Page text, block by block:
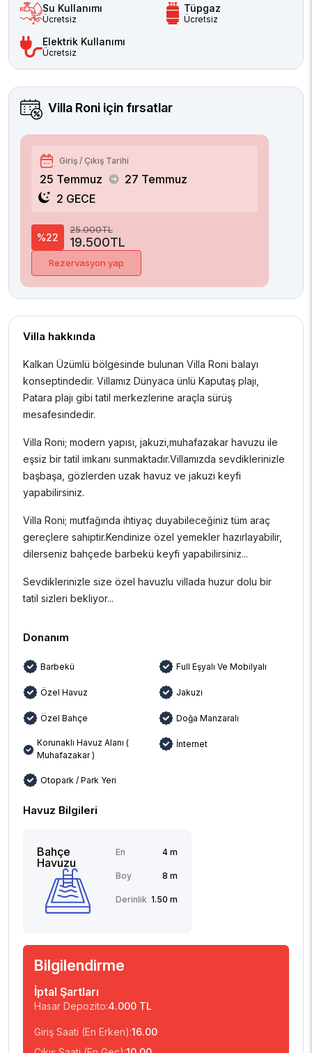
Su Kullanımı
Ücretsiz
Tüpgaz
Ücretsiz
Elektrik Kullanımı
Ücretsiz
Villa Roni için fırsatlar
Giriş / Çıkış Tarihi
25 Temmuz
27 Temmuz
2 GECE
%22
25.000TL
19.500TL
Rezervasyon yap
Villa hakkında
Kalkan Üzümlü bölgesinde bulunan Villa Roni balayı
konseptindedir. Villamız Dünyaca ünlü Kaputaş plajı,
Patara plajı gibi tatil merkezlerine araçla sürüş
mesafesindedir.
Villa Roni; modern yapısı, jakuzi,muhafazakar havuzu ile
eşsiz bir tatil imkanı sunmaktadır.Villamızda sevdiklerinizle
başbaşa, gözlerden uzak havuz ve jakuzi keyfi
yapabilirsiniz.
Villa Roni; mutfağında ihtiyaç duyabileceğiniz tüm araç
gereçlere sahiptir.Kendinize özel yemekler hazırlayabilir,
dilerseniz bahçede barbekü keyfi yapabilirsiniz...
Sevdiklerinizle size özel havuzlu villada huzur dolu bir
tatil sizleri bekliyor...
Donanım
Barbekü Full Eşyalı Ve Mobilyalı
Özel Havuz Jakuzi
Özel Bahçe Doğa Manzaralı
Korunaklı Havuz Alanı (
Muhafazakar )
İnternet
Otopark / Park Yeri
Havuz Bilgileri
Bahçe
Havuzu
En 4 m
Boy 8 m
Derinlik 1.50 m
Bilgilendirme
İptal Şartları
Hasar Depozito:4.000 TL
Giriş Saati (En Erken):16.00